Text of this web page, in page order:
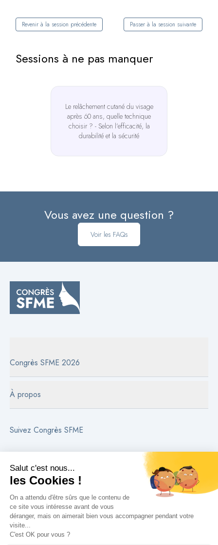
Revenir à la session précédente Passer à la session suivante
Sessions à ne pas manquer
Le relâchement cutané du visage
après 60 ans, quelle technique
choisir ? - Selon l’efficacité, la
durabilité et la sécurité
Vous avez une question ?
Voir les FAQs
Congrès SFME 2026
À propos
Suivez Congrès SFME
Besoin d'aide ?
Contactez-nous
Lire les FAQs
Politique de confidentialité